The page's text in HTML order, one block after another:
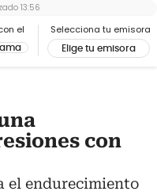
el Selecciona tu emisora
Elige tu emisora
13:56
con
el endurecimiento